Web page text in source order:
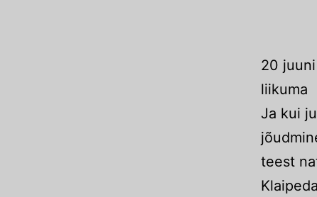
20
liikuma
Ja kui
teest